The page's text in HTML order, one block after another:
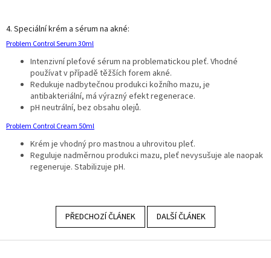
4. Speciální krém a sérum na akné:
Problem Control Serum 30ml
Intenzivní pleťové sérum na problematickou pleť. Vhodné
používat v případě těžších forem akné.
Redukuje nadbytečnou produkci kožního mazu, je
antibakteriální, má výrazný efekt regenerace.
pH neutrální, bez obsahu olejů.
Problem Control Cream 50ml
Krém je vhodný pro mastnou a uhrovitou pleť.
Reguluje nadměrnou produkci mazu, pleť nevysušuje ale naopak
regeneruje. Stabilizuje pH.
PŘEDCHOZÍ ČLÁNEK DALŠÍ ČLÁNEK
Z